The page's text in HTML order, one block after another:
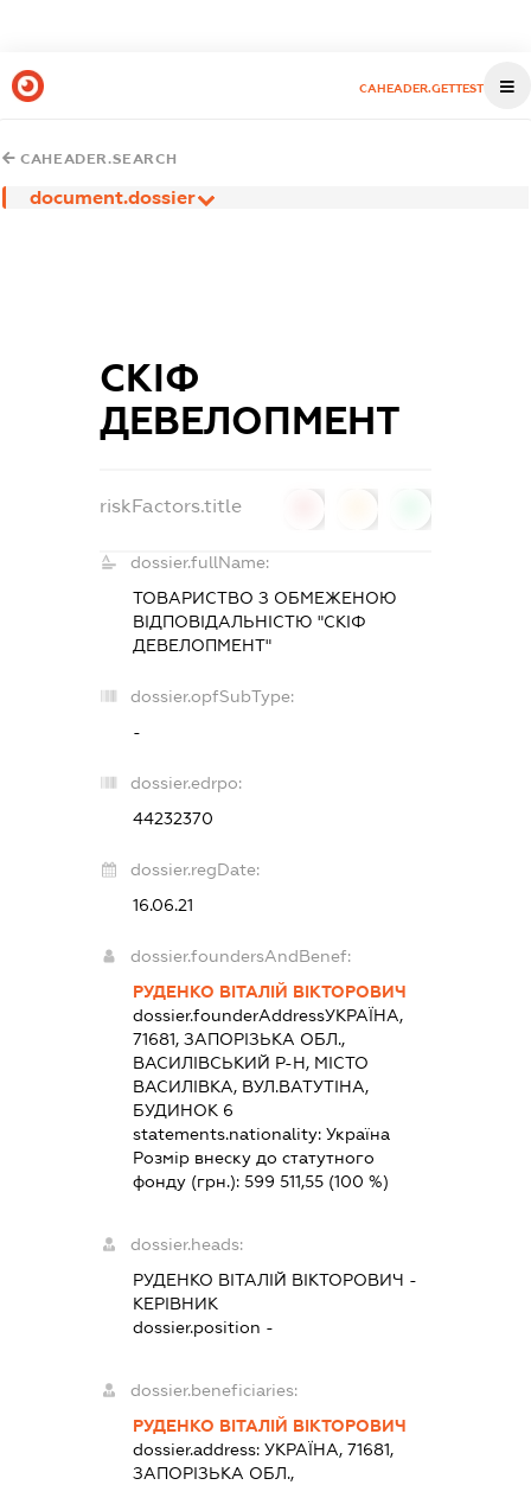
CAHEADER.GETTEST
CAHEADER.SEARCH
document.dossier
СКІФ
ДЕВЕЛОПМЕНТ
riskFactors.title
dossier.fullName:
ТОВАРИСТВО З ОБМЕЖЕНОЮ
ВІДПОВІДАЛЬНІСТЮ "СКІФ
ДЕВЕЛОПМЕНТ"
dossier.opfSubType:
-
dossier.edrpo:
44232370
dossier.regDate:
16.06.21
dossier.foundersAndBenef:
РУДЕНКО ВІТАЛІЙ ВІКТОРОВИЧ
dossier.founderAddressУКРАЇНА,
71681, ЗАПОРІЗЬКА ОБЛ.,
ВАСИЛІВСЬКИЙ Р-Н, МІСТО
ВАСИЛІВКА, ВУЛ.ВАТУТІНА,
БУДИНОК 6
statements.nationality: Україна
Розмір внеску до статутного
фонду (грн.): 599 511,55(100 %)
dossier.heads:
РУДЕНКО ВІТАЛІЙ ВІКТОРОВИЧ -
КЕРІВНИК
dossier.position -
dossier.beneficiaries:
РУДЕНКО ВІТАЛІЙ ВІКТОРОВИЧ
dossier.address: УКРАЇНА, 71681,
ЗАПОРІЗЬКА ОБЛ.,